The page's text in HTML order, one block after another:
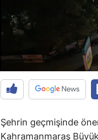
Şehrin geçmişinde
Kahramanmaraş